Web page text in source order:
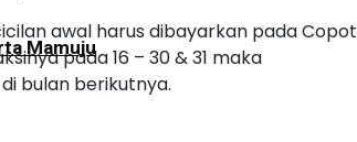
Mamuju
awal harus dibayarkan pada Copot
pada 16 – 30 & 31 maka
bulan berikutnya.